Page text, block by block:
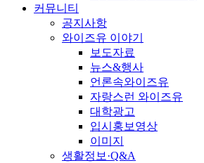
커뮤니티
공지사항
와이즈유 이야기
보도자료
뉴스&행사
언론속와이즈유
자랑스런 와이즈유
대학광고
입시홍보영상
이미지
생활정보·Q&A